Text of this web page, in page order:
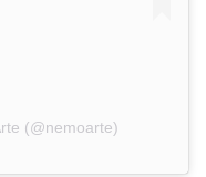
(@nemoarte)